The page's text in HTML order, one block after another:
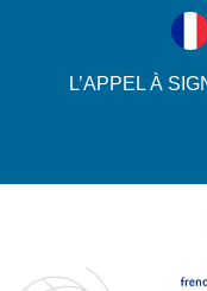
L’APPEL À